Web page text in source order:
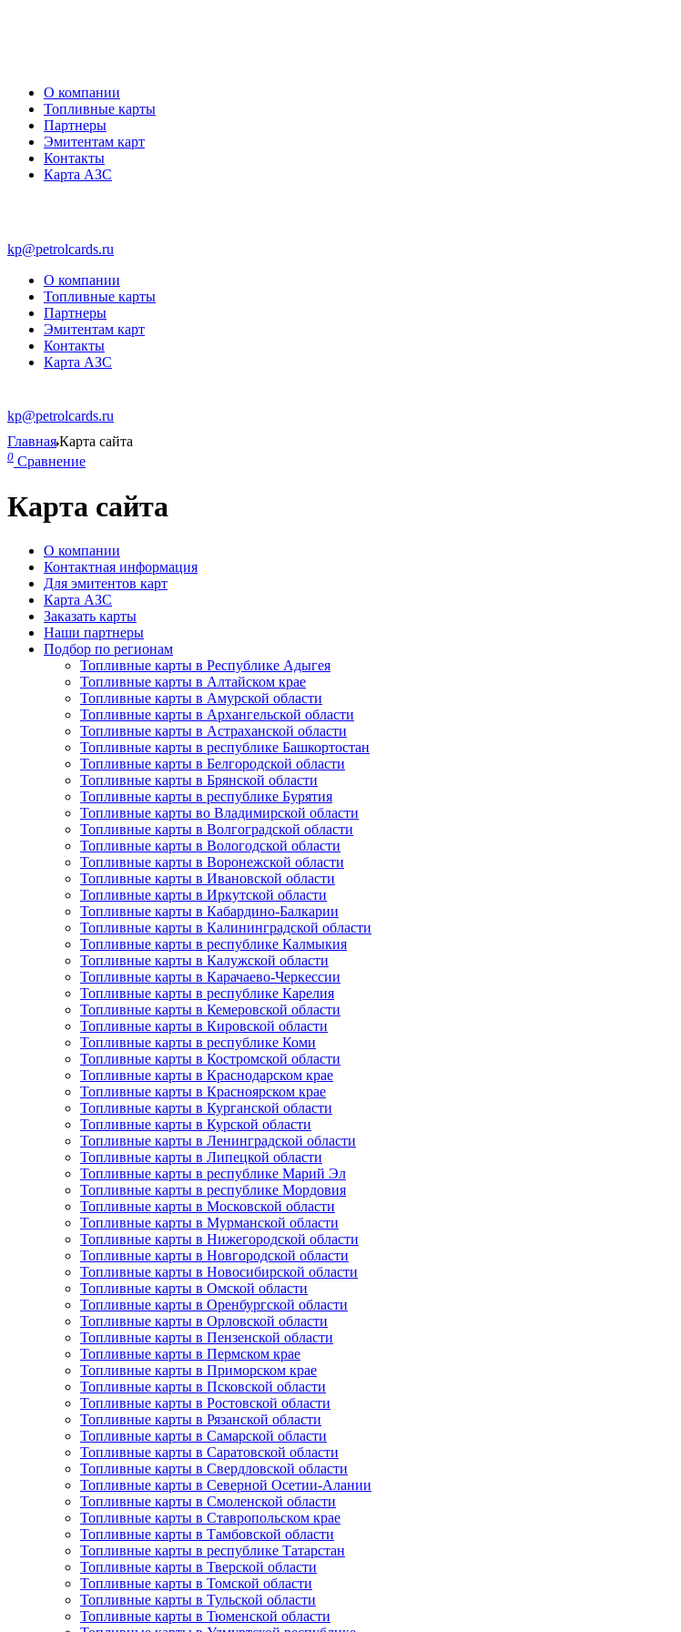
О компании
Топливные карты
Партнеры
Эмитентам карт
Контакты
Карта АЗС
kp@petrolcards.ru
О компании
Топливные карты
Партнеры
Эмитентам карт
Контакты
Карта АЗС
kp@petrolcards.ru
ГлавнаяКарта сайта
0 Сравнение
Карта сайта
О компании
Контактная информация
Для эмитентов карт
Карта АЗС
Заказать карты
Наши партнеры
Подбор по регионам
Топливные карты в Республике Адыгея
Топливные карты в Алтайском крае
Топливные карты в Амурской области
Топливные карты в Архангельской области
Топливные карты в Астраханской области
Топливные карты в республике Башкортостан
Топливные карты в Белгородской области
Топливные карты в Брянской области
Топливные карты в республике Бурятия
Топливные карты во Владимирской области
Топливные карты в Волгоградской области
Топливные карты в Вологодской области
Топливные карты в Воронежской области
Топливные карты в Ивановской области
Топливные карты в Иркутской области
Топливные карты в Кабардино-Балкарии
Топливные карты в Калининградской области
Топливные карты в республике Калмыкия
Топливные карты в Калужской области
Топливные карты в Карачаево-Черкессии
Топливные карты в республике Карелия
Топливные карты в Кемеровской области
Топливные карты в Кировской области
Топливные карты в республике Коми
Топливные карты в Костромской области
Топливные карты в Краснодарском крае
Топливные карты в Красноярском крае
Топливные карты в Курганской области
Топливные карты в Курской области
Топливные карты в Ленинградской области
Топливные карты в Липецкой области
Топливные карты в республике Марий Эл
Топливные карты в республике Мордовия
Топливные карты в Московской области
Топливные карты в Мурманской области
Топливные карты в Нижегородской области
Топливные карты в Новгородской области
Топливные карты в Новосибирской области
Топливные карты в Омской области
Топливные карты в Оренбургской области
Топливные карты в Орловской области
Топливные карты в Пензенской области
Топливные карты в Пермском крае
Топливные карты в Приморском крае
Топливные карты в Псковской области
Топливные карты в Ростовской области
Топливные карты в Рязанской области
Топливные карты в Самарской области
Топливные карты в Саратовской области
Топливные карты в Свердловской области
Топливные карты в Северной Осетии-Алании
Топливные карты в Смоленской области
Топливные карты в Ставропольском крае
Топливные карты в Тамбовской области
Топливные карты в республике Татарстан
Топливные карты в Тверской области
Топливные карты в Томской области
Топливные карты в Тульской области
Топливные карты в Тюменской области